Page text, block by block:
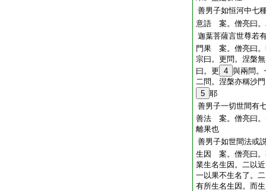
善男子如恒河中七
意語 案。僧亮曰。
迦葉菩薩言世尊若
門果 案。僧亮曰。
宗曰。更問。涅槃
曰。更 4 與兩問。
二問。涅槃亦稱沙
5 耶
善男子一切世間有
善法 案。僧亮曰。
離果也
善男子如世間法或
生因 案。僧亮曰。
業生名生因。二以
一以果不生名了。
有所生名生因。而